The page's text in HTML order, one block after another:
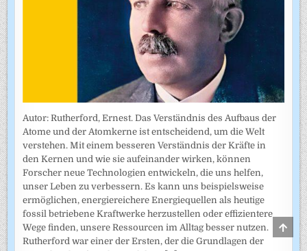
Autor: Rutherford, Ernest. Das Verständnis des Aufbaus der
Atome und der Atomkerne ist entscheidend, um die Welt
verstehen. Mit einem besseren Verständnis der Kräfte in
den Kernen und wie sie aufeinander wirken, können
Forscher neue Technologien entwickeln, die uns helfen,
unser Leben zu verbessern. Es kann uns beispielsweise
ermöglichen, energiereichere Energiequellen als heutige
fossil betriebene Kraftwerke herzustellen oder effizientere
Wege finden, unsere Ressourcen im Alltag besser nutzen.
Rutherford war einer der Ersten, der die Grundlagen der
TO
TOP